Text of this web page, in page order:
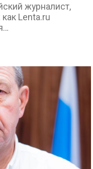
журналист,
Lenta.ru